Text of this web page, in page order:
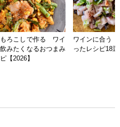
もろこしで作る ワイ
みたくなるおつまみ
【2026】
ワインに合う
ったレシピ18